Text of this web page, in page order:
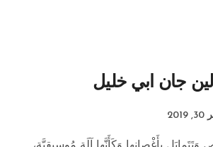
جان ابي خليل